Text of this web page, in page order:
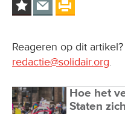
Reageren op dit
redactie@solidair.org.
Hoe het
Staten